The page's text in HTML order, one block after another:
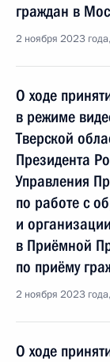
граждан в
2 ноября 2023
О ходе
в режиме
Тверской
Президента
Управления
по работе с
и
в Приёмной
по приёму
2 ноября 2023
О ходе